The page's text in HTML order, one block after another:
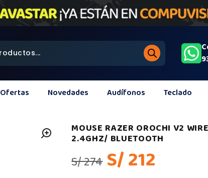
Ofertas Novedades Audífonos Teclado
MOUSE RAZER OROCHI V2
2.4GHZ/ BLUETOOTH
S/ 274S/ 212